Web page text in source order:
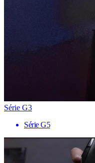
Série G3
Série G5